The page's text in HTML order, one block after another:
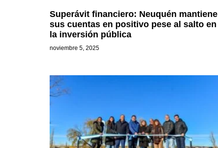
Superávit financiero: Neuquén mantiene
sus cuentas en positivo pese al salto en
la inversión pública
noviembre 5, 2025